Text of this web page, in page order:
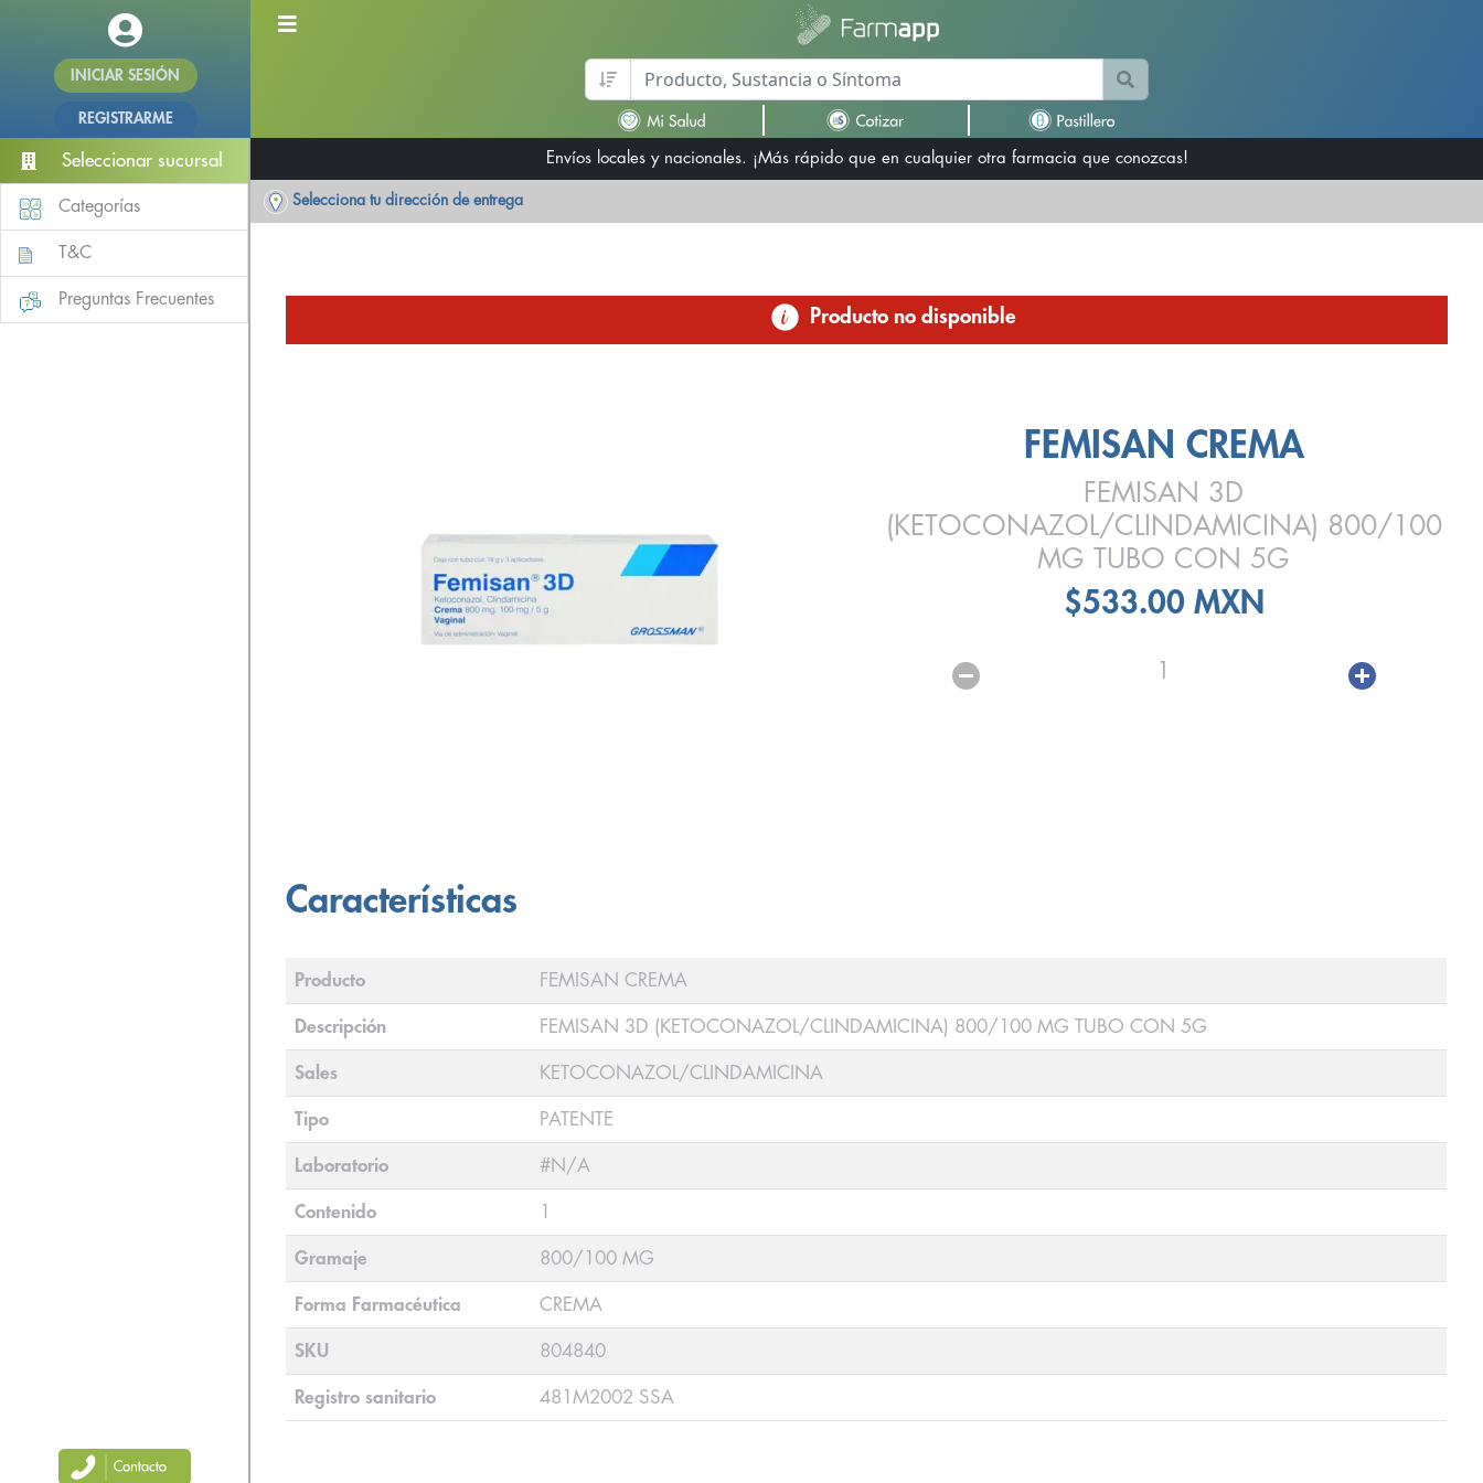
INICIAR SESIÓN
REGISTRARME
Seleccionar sucursal
Categorías
T&C
Preguntas Frecuentes
Envíos locales y nacionales. ¡Más rápido que en cualquier otra farmacia que conozcas!
Selecciona tu dirección de entrega
Producto no disponible
FEMISAN CREMA
FEMISAN 3D
(KETOCONAZOL/CLINDAMICINA) 800/100
MG TUBO CON 5G
$533.00 MXN
1
Características
Producto FEMISAN CREMA
Descripción FEMISAN 3D (KETOCONAZOL/CLINDAMICINA) 800/100 MG TUBO CON 5G
Sales KETOCONAZOL/CLINDAMICINA
Tipo PATENTE
Laboratorio #N/A
Contenido 1
Gramaje 800/100 MG
Forma Farmacéutica CREMA
SKU 804840
Registro sanitario 481M2002 SSA